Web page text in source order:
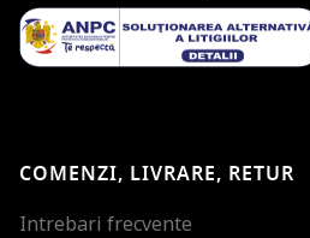
COMENZI, LIVRARE, RETUR
Intrebari frecvente